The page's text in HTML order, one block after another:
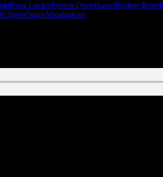
Foot LockerFrench OpenHasardHolger Rune
VåbenViggosVisadankort